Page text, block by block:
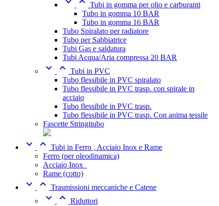
Tubi in gomma per olio e carburanti
Tubo in gomma 10 BAR
Tubo in gomma 16 BAR
Tubo Spiralato per radiatore
Tubo per Sabbiatrice
Tubi Gas e saldatura
Tubi Acqua/Aria compressa 20 BAR
  Tubi in PVC
Tubo flessibile in PVC spiralato
Tubo flessibile in PVC trasp. con spirale in
acciaio
Tubo flessibile in PVC trasp.
Tubo flessibile in PVC trasp. Con anima tessile
Fascette Stringitubo
  Tubi in Ferro , Acciaio Inox e Rame
Ferro (per oleodinamica)
Acciaio Inox_
Rame (cotto)
  Trasmissioni meccaniche e Catene
  Riduttori